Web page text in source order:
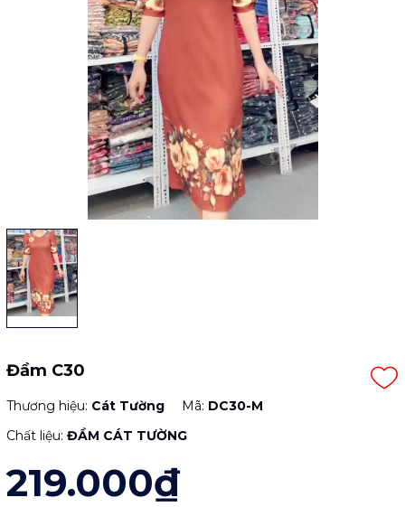
Đầm C30
Thương hiệu: Cát Tường Mã: DC30-M
Chất liệu: ĐẦM CÁT TƯỜNG
219.000₫